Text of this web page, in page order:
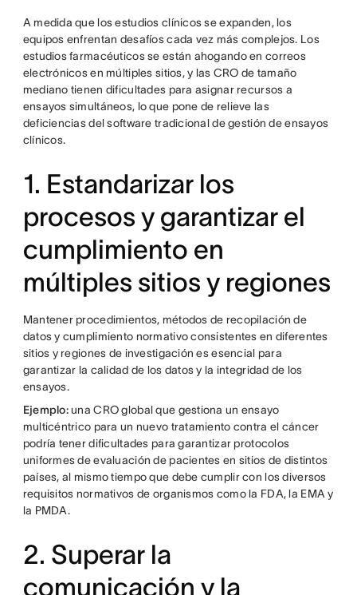
A medida que los estudios clínicos se expanden, los
equipos enfrentan desafíos cada vez más complejos. Los
estudios farmacéuticos se están ahogando en correos
electrónicos en múltiples sitios, y las CRO de tamaño
mediano tienen dificultades para asignar recursos a
ensayos simultáneos, lo que pone de relieve las
deficiencias del software tradicional de gestión de ensayos
clínicos.
1. Estandarizar los
procesos y garantizar el
cumplimiento en
múltiples sitios y regiones
Mantener procedimientos, métodos de recopilación de
datos y cumplimiento normativo consistentes en diferentes
sitios y regiones de investigación es esencial para
garantizar la calidad de los datos y la integridad de los
ensayos.
Ejemplo:una CRO global que gestiona un ensayo
multicéntrico para un nuevo tratamiento contra el cáncer
podría tener dificultades para garantizar protocolos
uniformes de evaluación de pacientes en sitios de distintos
países, al mismo tiempo que debe cumplir con los diversos
requisitos normativos de organismos como la FDA, la EMA y
la PMDA.
2. Superar la
comunicación y la